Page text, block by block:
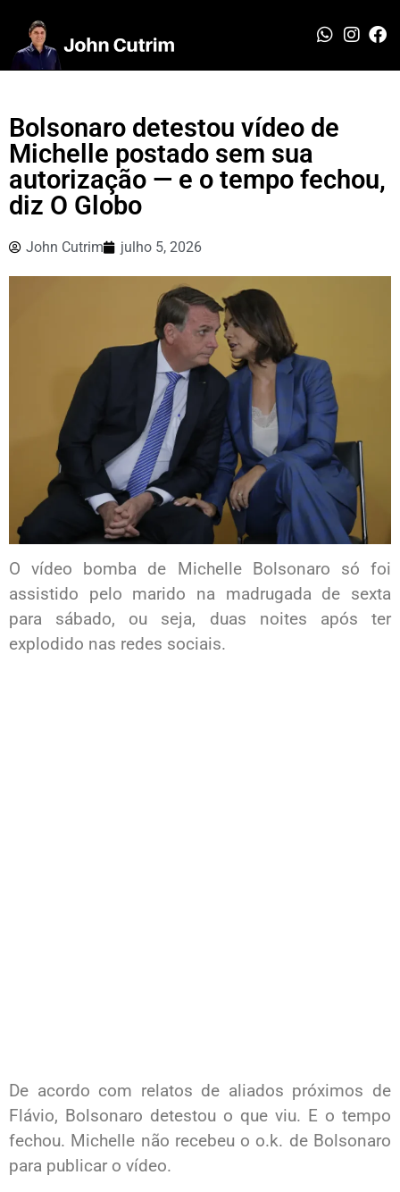
Bolsonaro detestou vídeo de
Michelle postado sem sua
autorização — e o tempo fechou,
diz O Globo
John Cutrim julho 5, 2026
O vídeo bomba de Michelle Bolsonaro só foi
assistido pelo marido na madrugada de sexta
para sábado, ou seja, duas noites após ter
explodido nas redes sociais.
De acordo com relatos de aliados próximos de
Flávio, Bolsonaro detestou o que viu. E o tempo
fechou. Michelle não recebeu o o.k. de Bolsonaro
para publicar o vídeo.